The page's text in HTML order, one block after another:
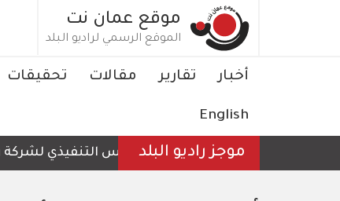
موقع عمان نت
الموقع الرسمي لراديو البلد
Main
أخبار تقارير مقالات تحقيقات
English
موجز راديو البلدالرئيس التنفيذي لشركة